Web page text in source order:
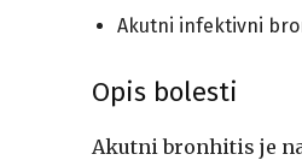
Akutni infektivni
Opis bolesti
Akutni bronhitis je